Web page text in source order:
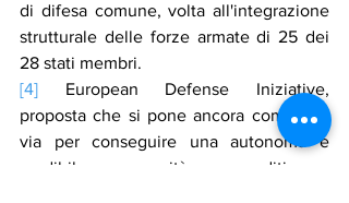
di difesa comune, volta all'integrazione
strutturale delle forze armate di 25 dei
28 stati membri.
[4] European Defense Iniziative,
proposta che si pone ancora come una
via per conseguire una autonoma e
credibile capacità expeditionary